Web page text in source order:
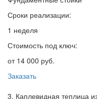
Сроки реализации:
1 неделя
Стоимость под ключ:
от 14 000 руб.
Заказать
3. Каплевидная теплица